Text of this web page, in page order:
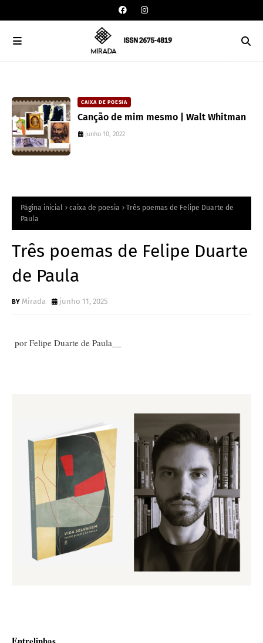
CAIXA DE POESIA
Canção de mim mesmo | Walt Whitman
junho 10, 2022
Página inicial caixa de poesia
Três poemas de Felipe Duarte de
Paula
Três poemas de Felipe Duarte
de Paula
Mirada junho 11, 2025
por Felipe Duarte de Paula__